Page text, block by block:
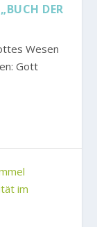
DER T
Wesen
Gott